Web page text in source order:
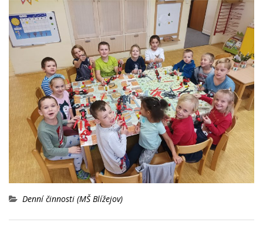
Denní činnosti (MŠ Blížejov)